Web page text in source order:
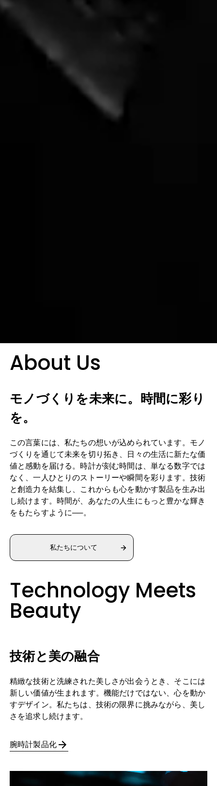
About Us
モノづくりを未来に。時間に彩り
を。
この言葉には、私たちの想いが込められています。モノ
づくりを通じて未来を切り拓き、日々の生活に新たな価
値と感動を届ける。時計が刻む時間は、単なる数字では
なく、一人ひとりのストーリーや瞬間を彩ります。技術
と創造力を結集し、これからも心を動かす製品を生み出
し続けます。時間が、あなたの人生にもっと豊かな輝き
をもたらすように──。
私たちについて
Technology Meets
Beauty
技術と美の融合
精緻な技術と洗練された美しさが出会うとき、そこには
新しい価値が生まれます。機能だけではない、心を動か
すデザイン。私たちは、技術の限界に挑みながら、美し
さを追求し続けます。
腕時計製品化